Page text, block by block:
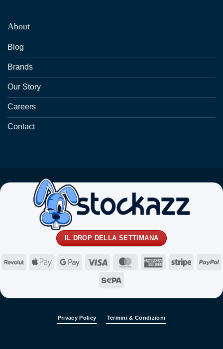
About
Blog
Brands
Our Story
Careers
Contact
IL DROP DELLA SETTIMANA
RevolutApple
Google
Visa MasterCardAmericanStripe
Privacy Policy Termini & Condizioni